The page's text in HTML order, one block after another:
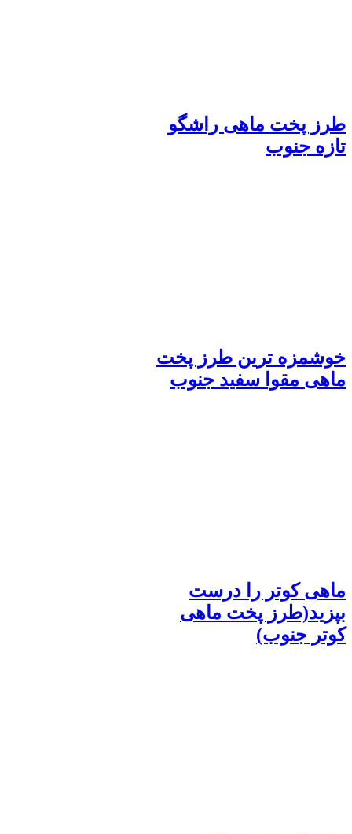
طرز پخت ماهی راشگو
تازه جنوب
خوشمزه ترین طرز پخت
ماهی مقوا سفید جنوب
ماهی کوتر را درست
بپزید(طرز پخت ماهی
کوتر جنوب)